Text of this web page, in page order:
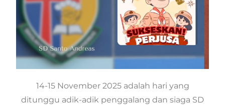
14-15 November 2025 adalah hari yang
ditunggu adik-adik penggalang dan siaga SD